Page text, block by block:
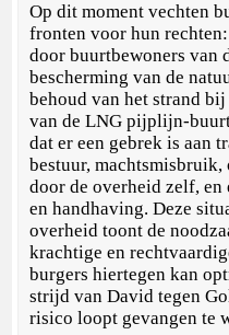
Op dit moment vechten
fronten voor hun
door buurtbewoners van
bescherming van de
behoud van het strand
van de LNG pijplijn-
dat er een gebrek is aan
bestuur,
door de overheid zelf, en
en handhaving. Deze
overheid toont de
krachtige en
burgers hiertegen kan
strijd van David tegen
risico loopt gevangen te